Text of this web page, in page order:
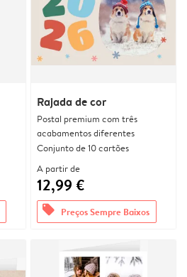
Rajada de cor
Postal premium com três
acabamentos diferentes
Conjunto de 10 cartões
A partir de
12,99 €
offers Preços Sempre Baixos